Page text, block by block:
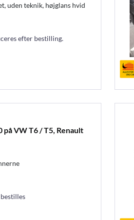
uden teknik, højglans hvid
efter bestilling.
VW T6 / T5, Renault